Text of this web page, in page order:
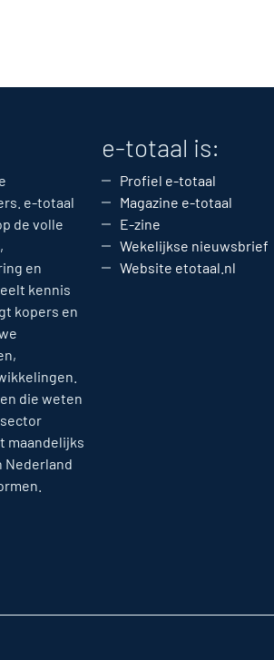
e-totaal
de volle
en
kennis
kopers en
die weten
maandelijks
Nederland
e-totaal is:
Profiel e-totaal
Magazine e-totaal
E-zine
Wekelijkse nieuwsbrief
Website etotaal.nl